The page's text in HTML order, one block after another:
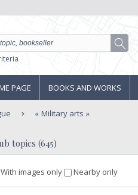
PAGE BOOKS AND WORKS
Military arts
topics (645)
With images only Nearby only